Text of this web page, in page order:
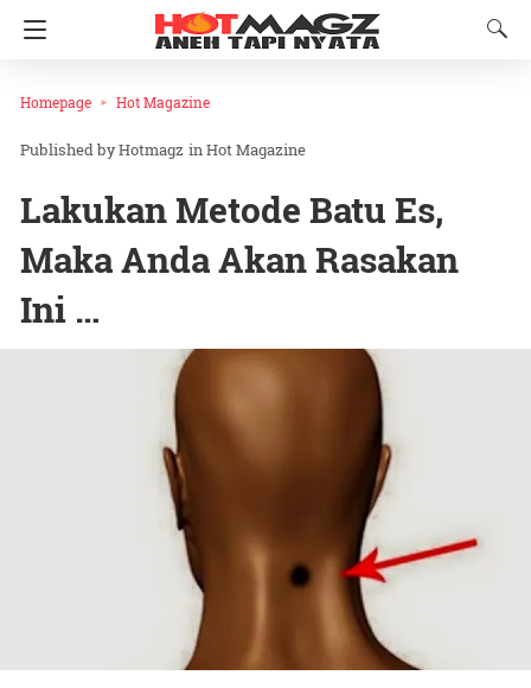
Homepage Hot Magazine
Hotmagz inHot Magazine
Lakukan Metode Batu Es,
Maka Anda Akan Rasakan
Ini …